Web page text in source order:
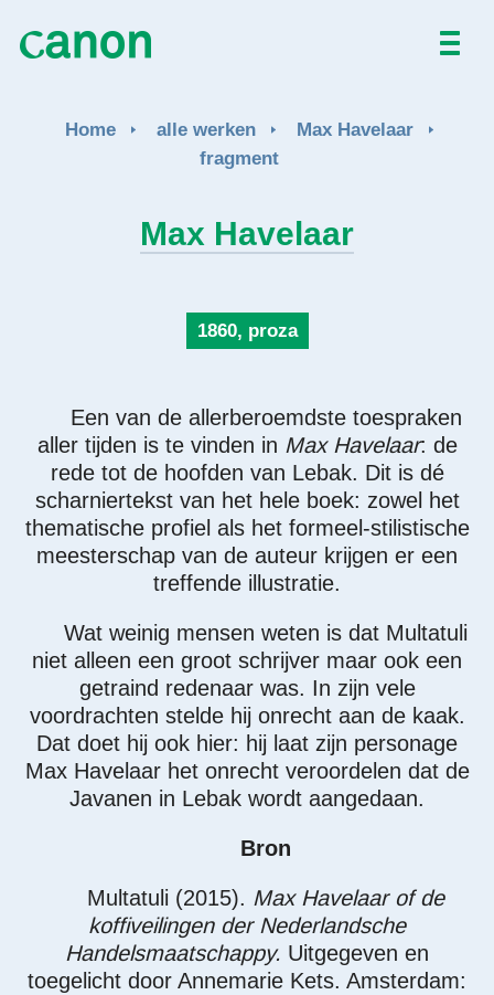
Home alle werken
Max Havelaar
fragment
Max Havelaar
1860, proza
Een van de allerberoemdste toespraken
aller tijden is te vinden in Max Havelaar: de
rede tot de hoofden van Lebak. Dit is dé
scharniertekst van het hele boek: zowel het
thematische profiel als het formeel-stilistische
meesterschap van de auteur krijgen er een
treffende illustratie.
Wat weinig mensen weten is dat Multatuli
niet alleen een groot schrijver maar ook een
getraind redenaar was. In zijn vele
voordrachten stelde hij onrecht aan de kaak.
Dat doet hij ook hier: hij laat zijn personage
Max Havelaar het onrecht veroordelen dat de
Javanen in Lebak wordt aangedaan.
Bron
Multatuli (2015). Max Havelaar of de
koffiveilingen der Nederlandsche
Handelsmaatschappy. Uitgegeven en
toegelicht door Annemarie Kets. Amsterdam: